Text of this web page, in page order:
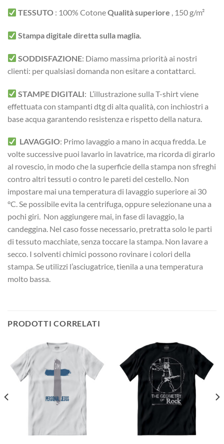
TESSUTO : 100% CotoneQualità superiore , 150 g/m²
Stampa digitale diretta sulla maglia.
SODDISFAZIONE: Diamo massima priorità ai nostri
clienti: per qualsiasi domanda non esitare a contattarci.
STAMPE DIGITALI: L’illustrazione sulla T-shirt viene
effettuata con stampanti dtg di alta qualità, con inchiostri a
base acqua garantendo resistenza e rispetto della natura.
LAVAGGIO: Primo lavaggio a mano in acqua fredda. Le
volte successive puoi lavarlo in lavatrice, ma ricorda di girarlo
al rovescio, in modo che la superficie della stampa non sfreghi
contro altri tessuti o contro le pareti del cestello. Non
impostare mai una temperatura di lavaggio superiore ai 30
°C. Se possibile evita la centrifuga, oppure selezionane una a
pochi giri. Non aggiungere mai, in fase di lavaggio, la
candeggina. Nel caso fosse necessario, pretratta solo le parti
di tessuto macchiate, senza toccare la stampa. Non lavare a
secco. I solventi chimici possono rovinare i colori della
stampa. Se utilizzi l’asciugatrice, tienila a una temperatura
molto bassa.
PRODOTTI CORRELATI